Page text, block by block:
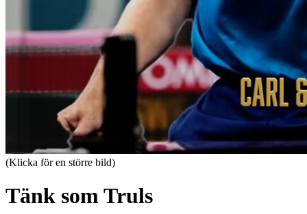
(Klicka för en större bild)
Tänk som Truls